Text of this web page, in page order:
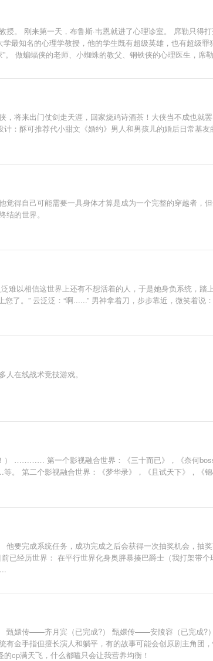
。 刚来第一天，布鲁斯·韦恩就进了心理诊室。 席勒只得
最知名的心理学教授，他的学生既有超级英雄，也有超级罪
。 做蝙蝠侠的老师、小蜘蛛的教父、钢铁侠的心理医生，
群！系统没啥存在感！正准备改名了！真的正在改了！）
将来出门仗剑走天涯，回家烧鸡诗酒茶！大侠当不成也就
：酥可推荐代小甜文《婚约》男人和男孩儿的婚后日常基友
得自己可能需要一具身体才算是成为一个完整的穿越者，
的世界。
难以相信这世界上还有不想活着的人，于是她身负系统，踏
了。” 云泛泛：“啊......” 男神拿着刀，步步靠近，微笑着说
在线战术竞技游戏。
………… 第一个影视融合世界：《三十而已》，《奈何
第二个影视融合世界：《梦华录》，《且试天下》，《
要完成系统任务，成功完成之后会获得一次抽奖机会，抽
经历世界： 在平行世界化身奥胖暴揍巴爵士（我打架带
甄嬛传——齐月宾（已完成?） 甄嬛传——安陵容（已完
指但擅长演人和躺平，有的故事可能会创原剧主角团，
cp满天飞，什么都嗑只会让我营养均衡！